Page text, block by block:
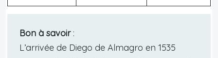
Bon à savoir:
L’arrivée de Diego de Almagro en 1535